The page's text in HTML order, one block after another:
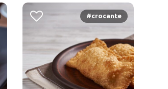
#crocante